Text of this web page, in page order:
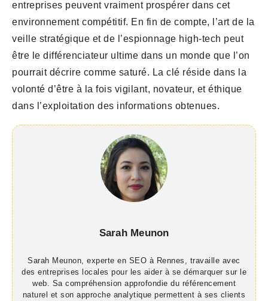
entreprises peuvent vraiment prospérer dans cet
environnement compétitif. En fin de compte, l’art de la
veille stratégique et de l’espionnage high-tech peut
être le différenciateur ultime dans un monde que l’on
pourrait décrire comme saturé. La clé réside dans la
volonté d’être à la fois vigilant, novateur, et éthique
dans l’exploitation des informations obtenues.
Sarah Meunon
Sarah Meunon, experte en SEO à Rennes, travaille avec
des entreprises locales pour les aider à se démarquer sur le
web. Sa compréhension approfondie du référencement
naturel et son approche analytique permettent à ses clients